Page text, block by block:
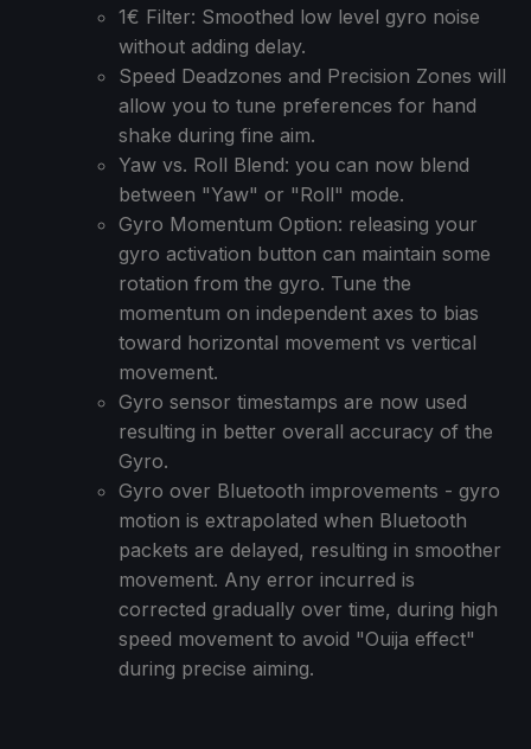
1€ Filter: Smoothed low level gyro noise
without adding delay.
Speed Deadzones and Precision Zones will
allow you to tune preferences for hand
shake during fine aim.
Yaw vs. Roll Blend: you can now blend
between "Yaw" or "Roll" mode.
Gyro Momentum Option: releasing your
gyro activation button can maintain some
rotation from the gyro. Tune the
momentum on independent axes to bias
toward horizontal movement vs vertical
movement.
Gyro sensor timestamps are now used
resulting in better overall accuracy of the
Gyro.
Gyro over Bluetooth improvements - gyro
motion is extrapolated when Bluetooth
packets are delayed, resulting in smoother
movement. Any error incurred is
corrected gradually over time, during high
speed movement to avoid "Ouija effect"
during precise aiming.